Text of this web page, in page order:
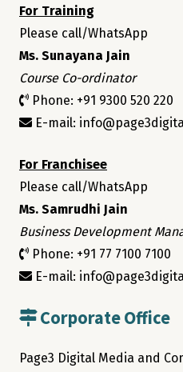
For Training
Please call/WhatsApp
Ms. Sunayana Jain
Course Co-ordinator
Phone: +91 9300 520 220
E-mail:
For Franchisee
Please call/WhatsApp
Ms. Samrudhi Jain
Business Development
Phone: +91 77 7100 7100
E-mail:
Corporate Office
Page3 Digital Media and